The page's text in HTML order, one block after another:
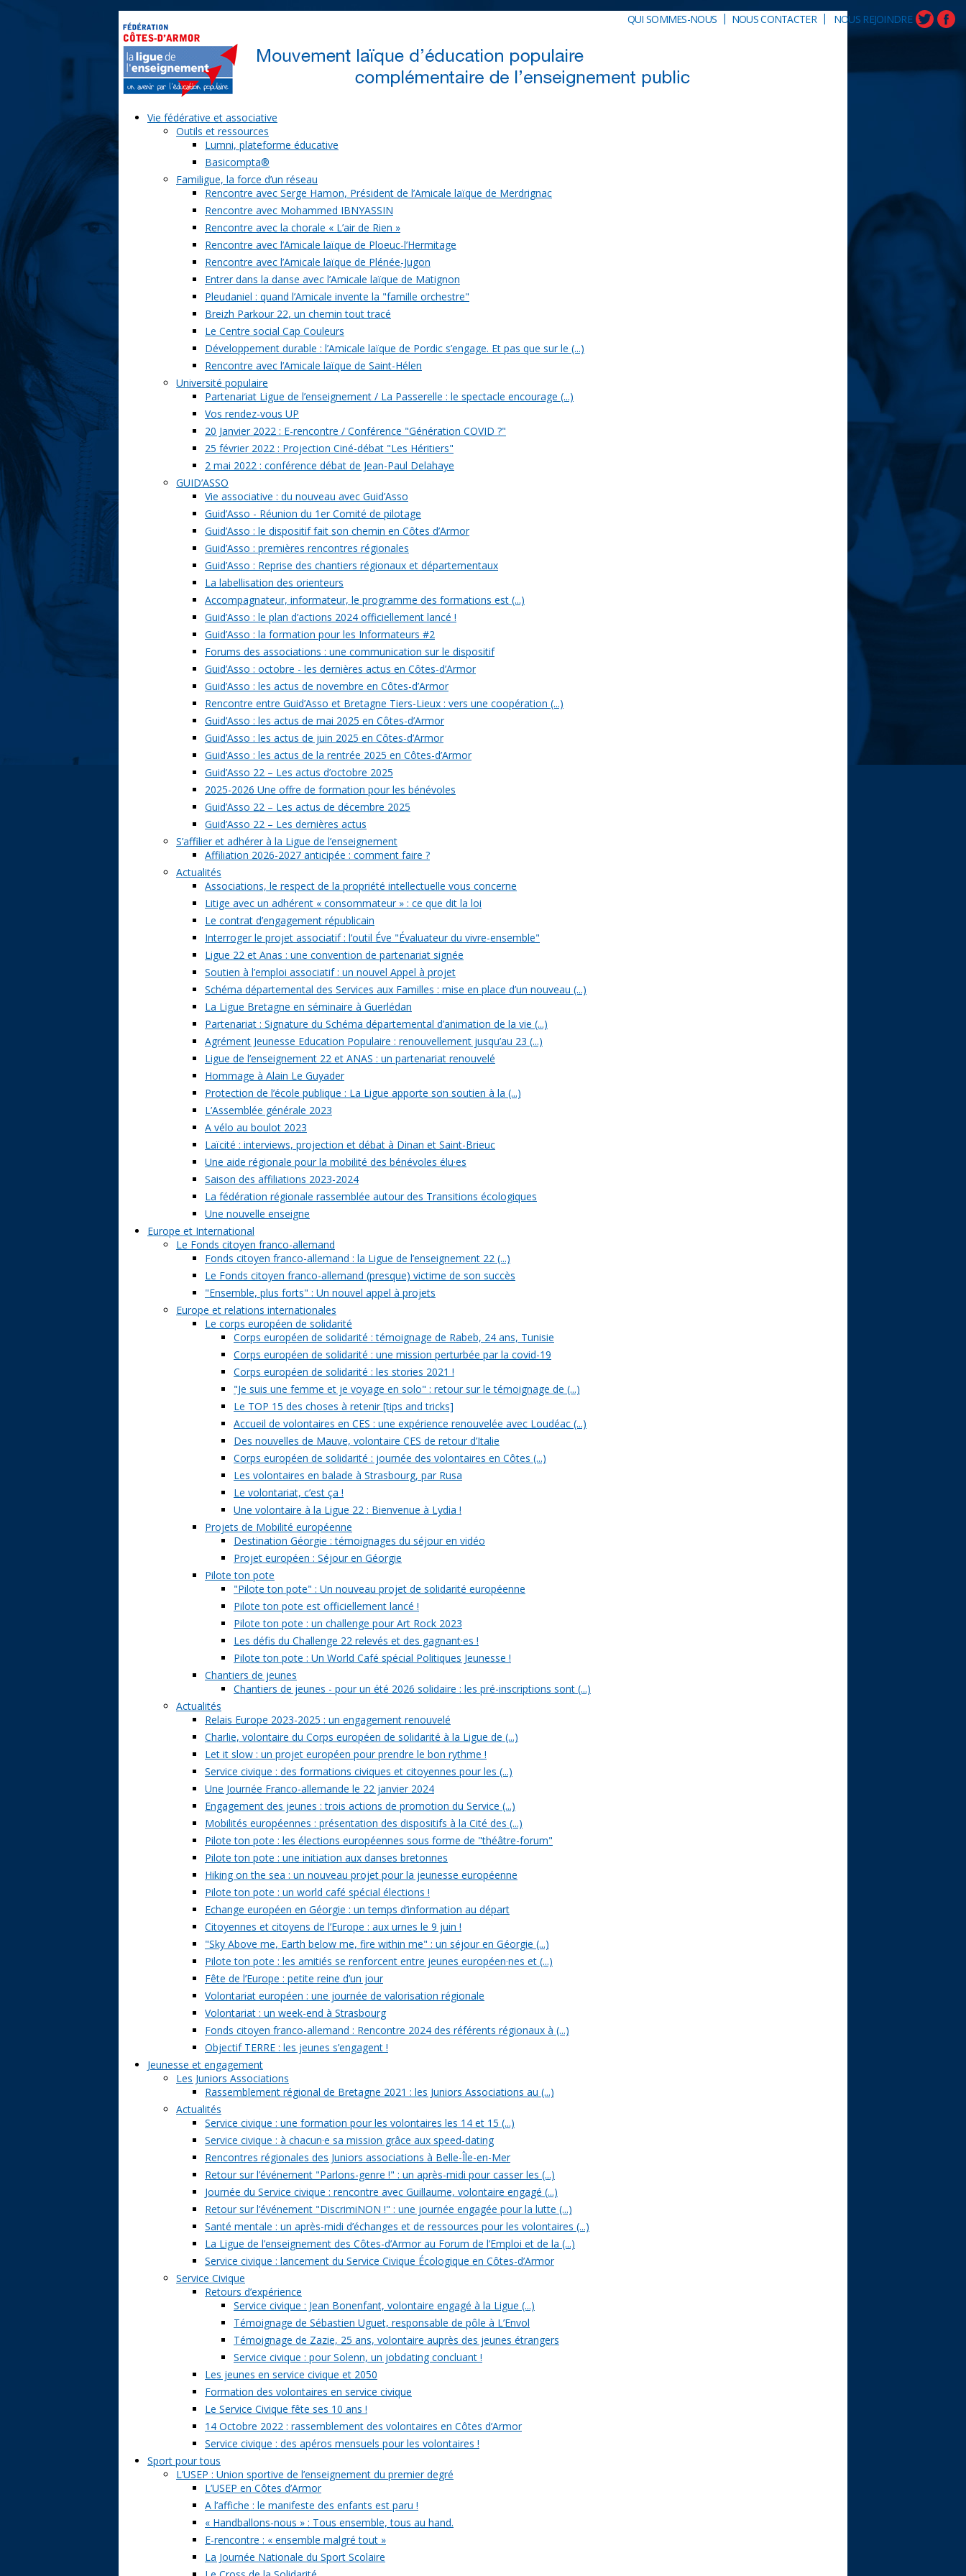
QUI SOMMES-NOUS | NOUS CONTACTER| NOUS REJOINDRE
Vie fédérative et associative
Outils et ressources
Lumni, plateforme éducative
Basicompta®
Familigue, la force d’un réseau
Rencontre avec Serge Hamon, Président de l’Amicale laïque de Merdrignac
Rencontre avec Mohammed IBNYASSIN
Rencontre avec la chorale « L’air de Rien »
Rencontre avec l’Amicale laïque de Ploeuc-l’Hermitage
Rencontre avec l’Amicale laïque de Plénée-Jugon
Entrer dans la danse avec l’Amicale laïque de Matignon
Pleudaniel : quand l’Amicale invente la "famille orchestre"
Breizh Parkour 22, un chemin tout tracé
Le Centre social Cap Couleurs
Développement durable : l’Amicale laïque de Pordic s’engage. Et pas que sur le (...)
Rencontre avec l’Amicale laïque de Saint-Hélen
Université populaire
Partenariat Ligue de l’enseignement / La Passerelle : le spectacle encourage (...)
Vos rendez-vous UP
20 Janvier 2022 : E-rencontre / Conférence "Génération COVID ?"
25 février 2022 : Projection Ciné-débat "Les Héritiers"
2 mai 2022 : conférence débat de Jean-Paul Delahaye
GUID’ASSO
Vie associative : du nouveau avec Guid’Asso
Guid’Asso - Réunion du 1er Comité de pilotage
Guid’Asso : le dispositif fait son chemin en Côtes d’Armor
Guid’Asso : premières rencontres régionales
Guid’Asso : Reprise des chantiers régionaux et départementaux
La labellisation des orienteurs
Accompagnateur, informateur, le programme des formations est (...)
Guid’Asso : le plan d’actions 2024 officiellement lancé !
Guid’Asso : la formation pour les Informateurs #2
Forums des associations : une communication sur le dispositif
Guid’Asso : octobre - les dernières actus en Côtes-d’Armor
Guid’Asso : les actus de novembre en Côtes-d’Armor
Rencontre entre Guid’Asso et Bretagne Tiers-Lieux : vers une coopération (...)
Guid’Asso : les actus de mai 2025 en Côtes-d’Armor
Guid’Asso : les actus de juin 2025 en Côtes-d’Armor
Guid’Asso : les actus de la rentrée 2025 en Côtes-d’Armor
Guid’Asso 22 – Les actus d’octobre 2025
2025-2026 Une offre de formation pour les bénévoles
Guid’Asso 22 – Les actus de décembre 2025
Guid’Asso 22 – Les dernières actus
S’affilier et adhérer à la Ligue de l’enseignement
Affiliation 2026-2027 anticipée : comment faire ?
Actualités
Associations, le respect de la propriété intellectuelle vous concerne
Litige avec un adhérent « consommateur » : ce que dit la loi
Le contrat d’engagement républicain
Interroger le projet associatif : l’outil Éve "Évaluateur du vivre-ensemble"
Ligue 22 et Anas : une convention de partenariat signée
Soutien à l’emploi associatif : un nouvel Appel à projet
Schéma départemental des Services aux Familles : mise en place d’un nouveau (...)
La Ligue Bretagne en séminaire à Guerlédan
Partenariat : Signature du Schéma départemental d’animation de la vie (...)
Agrément Jeunesse Education Populaire : renouvellement jusqu’au 23 (...)
Ligue de l’enseignement 22 et ANAS : un partenariat renouvelé
Hommage à Alain Le Guyader
Protection de l’école publique : La Ligue apporte son soutien à la (...)
L’Assemblée générale 2023
A vélo au boulot 2023
Laïcité : interviews, projection et débat à Dinan et Saint-Brieuc
Une aide régionale pour la mobilité des bénévoles élu·es
Saison des affiliations 2023-2024
La fédération régionale rassemblée autour des Transitions écologiques
Une nouvelle enseigne
Europe et International
Le Fonds citoyen franco-allemand
Fonds citoyen franco-allemand : la Ligue de l’enseignement 22 (...)
Le Fonds citoyen franco-allemand (presque) victime de son succès
"Ensemble, plus forts" : Un nouvel appel à projets
Europe et relations internationales
Le corps européen de solidarité
Corps européen de solidarité : témoignage de Rabeb, 24 ans, Tunisie
Corps européen de solidarité : une mission perturbée par la covid-19
Corps européen de solidarité : les stories 2021 !
"Je suis une femme et je voyage en solo" : retour sur le témoignage de (...)
Le TOP 15 des choses à retenir [tips and tricks]
Accueil de volontaires en CES : une expérience renouvelée avec Loudéac (...)
Des nouvelles de Mauve, volontaire CES de retour d’Italie
Corps européen de solidarité : journée des volontaires en Côtes (...)
Les volontaires en balade à Strasbourg, par Rusa
Le volontariat, c’est ça !
Une volontaire à la Ligue 22 : Bienvenue à Lydia !
Projets de Mobilité européenne
Destination Géorgie : témoignages du séjour en vidéo
Projet européen : Séjour en Géorgie
Pilote ton pote
"Pilote ton pote" : Un nouveau projet de solidarité européenne
Pilote ton pote est officiellement lancé !
Pilote ton pote : un challenge pour Art Rock 2023
Les défis du Challenge 22 relevés et des gagnant·es !
Pilote ton pote : Un World Café spécial Politiques Jeunesse !
Chantiers de jeunes
Chantiers de jeunes - pour un été 2026 solidaire : les pré-inscriptions sont (...)
Actualités
Relais Europe 2023-2025 : un engagement renouvelé
Charlie, volontaire du Corps européen de solidarité à la Ligue de (...)
Let it slow : un projet européen pour prendre le bon rythme !
Service civique : des formations civiques et citoyennes pour les (...)
Une Journée Franco-allemande le 22 janvier 2024
Engagement des jeunes : trois actions de promotion du Service (...)
Mobilités européennes : présentation des dispositifs à la Cité des (...)
Pilote ton pote : les élections européennes sous forme de "théâtre-forum"
Pilote ton pote : une initiation aux danses bretonnes
Hiking on the sea : un nouveau projet pour la jeunesse européenne
Pilote ton pote : un world café spécial élections !
Echange européen en Géorgie : un temps d’information au départ
Citoyennes et citoyens de l’Europe : aux urnes le 9 juin !
"Sky Above me, Earth below me, fire within me" : un séjour en Géorgie (...)
Pilote ton pote : les amitiés se renforcent entre jeunes européen·nes et (...)
Fête de l’Europe : petite reine d’un jour
Volontariat européen : une journée de valorisation régionale
Volontariat : un week-end à Strasbourg
Fonds citoyen franco-allemand : Rencontre 2024 des référents régionaux à (...)
Objectif TERRE : les jeunes s’engagent !
Jeunesse et engagement
Les Juniors Associations
Rassemblement régional de Bretagne 2021 : les Juniors Associations au (...)
Actualités
Service civique : une formation pour les volontaires les 14 et 15 (...)
Service civique : à chacun·e sa mission grâce aux speed-dating
Rencontres régionales des Juniors associations à Belle-Île-en-Mer
Retour sur l’événement "Parlons-genre !" : un après-midi pour casser les (...)
Journée du Service civique : rencontre avec Guillaume, volontaire engagé (...)
Retour sur l’événement "DiscrimiNON !" : une journée engagée pour la lutte (...)
Santé mentale : un après-midi d’échanges et de ressources pour les volontaires (...)
La Ligue de l’enseignement des Côtes-d’Armor au Forum de l’Emploi et de la (...)
Service civique : lancement du Service Civique Écologique en Côtes-d’Armor
Service Civique
Retours d’expérience
Service civique : Jean Bonenfant, volontaire engagé à la Ligue (...)
Témoignage de Sébastien Uguet, responsable de pôle à L’Envol
Témoignage de Zazie, 25 ans, volontaire auprès des jeunes étrangers
Service civique : pour Solenn, un jobdating concluant !
Les jeunes en service civique et 2050
Formation des volontaires en service civique
Le Service Civique fête ses 10 ans !
14 Octobre 2022 : rassemblement des volontaires en Côtes d’Armor
Service civique : des apéros mensuels pour les volontaires !
Sport pour tous
L’USEP : Union sportive de l’enseignement du premier degré
L’USEP en Côtes d’Armor
A l’affiche : le manifeste des enfants est paru !
« Handballons-nous » : Tous ensemble, tous au hand.
E-rencontre : « ensemble malgré tout »
La Journée Nationale du Sport Scolaire